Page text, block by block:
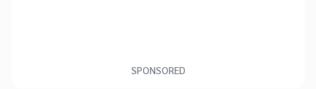
SPONSORED